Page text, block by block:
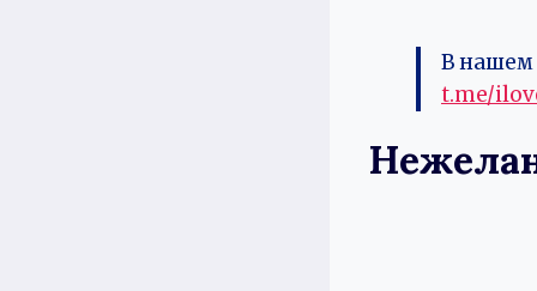
В нашем
t.me/